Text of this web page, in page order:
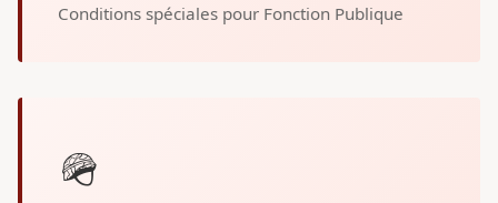
Conditions spéciales pour Fonction Publique
🪖